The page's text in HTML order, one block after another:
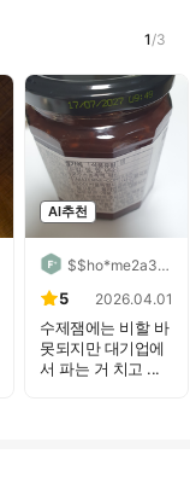
1/3
AI추천
$$ho*me2a359778****
5 2026.04.01
수제잼에는 비할 바
못되지만 대기업에
서 파는 거 치고 ...